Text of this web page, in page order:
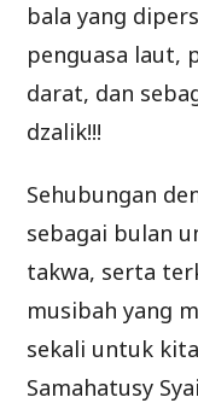
bala yang
penguasa laut,
darat, dan
dzalik!!!
Sehubungan
sebagai bulan
takwa, serta
musibah yang
sekali untuk
Samahatusy